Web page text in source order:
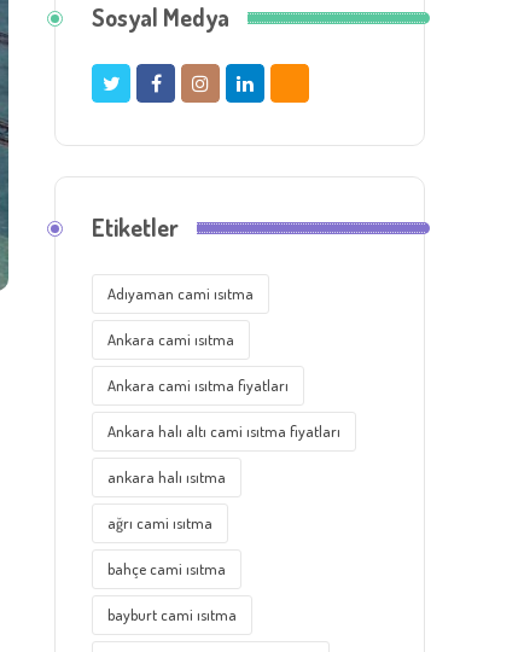
Sosyal Medya
Etiketler
Adıyaman cami ısıtma
Ankara cami ısıtma
Ankara cami ısıtma fiyatları
Ankara halı altı cami ısıtma fiyatları
ankara halı ısıtma
ağrı cami ısıtma
bahçe cami ısıtma
bayburt cami ısıtma